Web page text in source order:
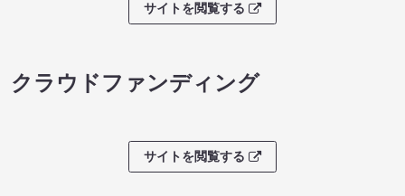
サイトを閲覧する
クラウドファンディング
サイトを閲覧する